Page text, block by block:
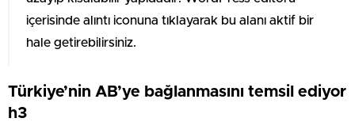
içerisinde alıntı iconuna tıklayarak bu alanı aktif bir
hale getirebilirsiniz.
Türkiye’nin AB’ye bağlanmasını temsil ediyor
h3